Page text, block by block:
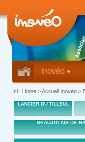
Inovéo
Ici : Home >Accueil Inovéo >
LANCIER DU TILLEUL
BEAUJOLAIS DE